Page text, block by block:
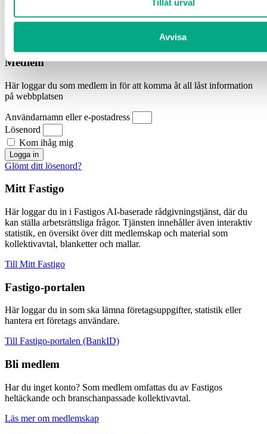
Tillåt urval
Avvisa
Till Fastigo-portalen (BankID)
Medlem
Här loggar du som medlem in för att komma åt all låst information
på webbplatsen
Användarnamn eller e-postadress
Lösenord
Kom ihåg mig
Logga in
Glömt ditt lösenord?
Mitt Fastigo
Här loggar du in i Fastigos AI-baserade rådgivningstjänst, där du
kan ställa arbetsrättsliga frågor. Tjänsten innehåller även interaktiv
statistik, en översikt över ditt medlemskap och material som
kollektivavtal, blanketter och mallar.
Till Mitt Fastigo
Fastigo-portalen
Här loggar du in som ska lämna företagsuppgifter, statistik eller
hantera ert företags användare.
Till Fastigo-portalen (BankID)
Bli medlem
Har du inget konto? Som medlem omfattas du av Fastigos
heltäckande och branschanpassade kollektivavtal.
Läs mer om medlemskap